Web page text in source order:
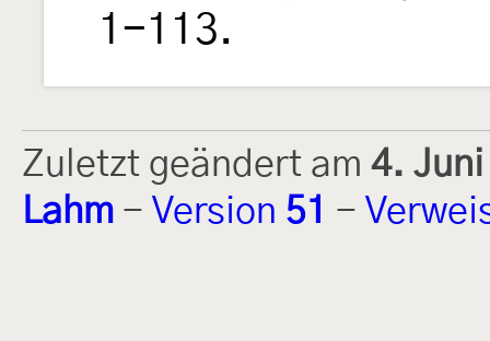
1-113.
Zuletzt geändert am 4.
Lahm - Version 51 -